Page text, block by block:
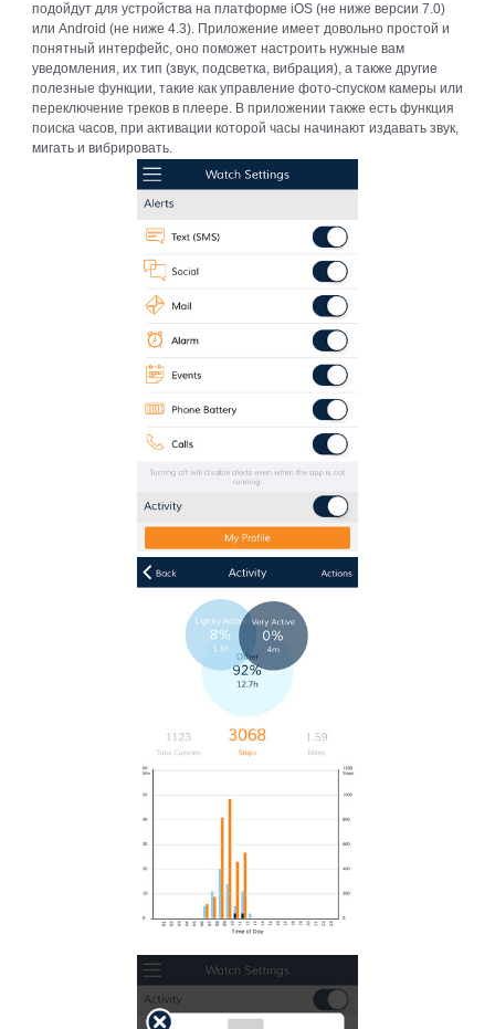
подойдут для устройства на платформе iOS (не ниже версии 7.0)
или Android (не ниже 4.3). Приложение имеет довольно простой и
понятный интерфейс, оно поможет настроить нужные вам
уведомления, их тип (звук, подсветка, вибрация), а также другие
полезные функции, такие как управление фото-спуском камеры или
переключение треков в плеере. В приложении также есть функция
поиска часов, при активации которой часы начинают издавать звук,
мигать и вибрировать.